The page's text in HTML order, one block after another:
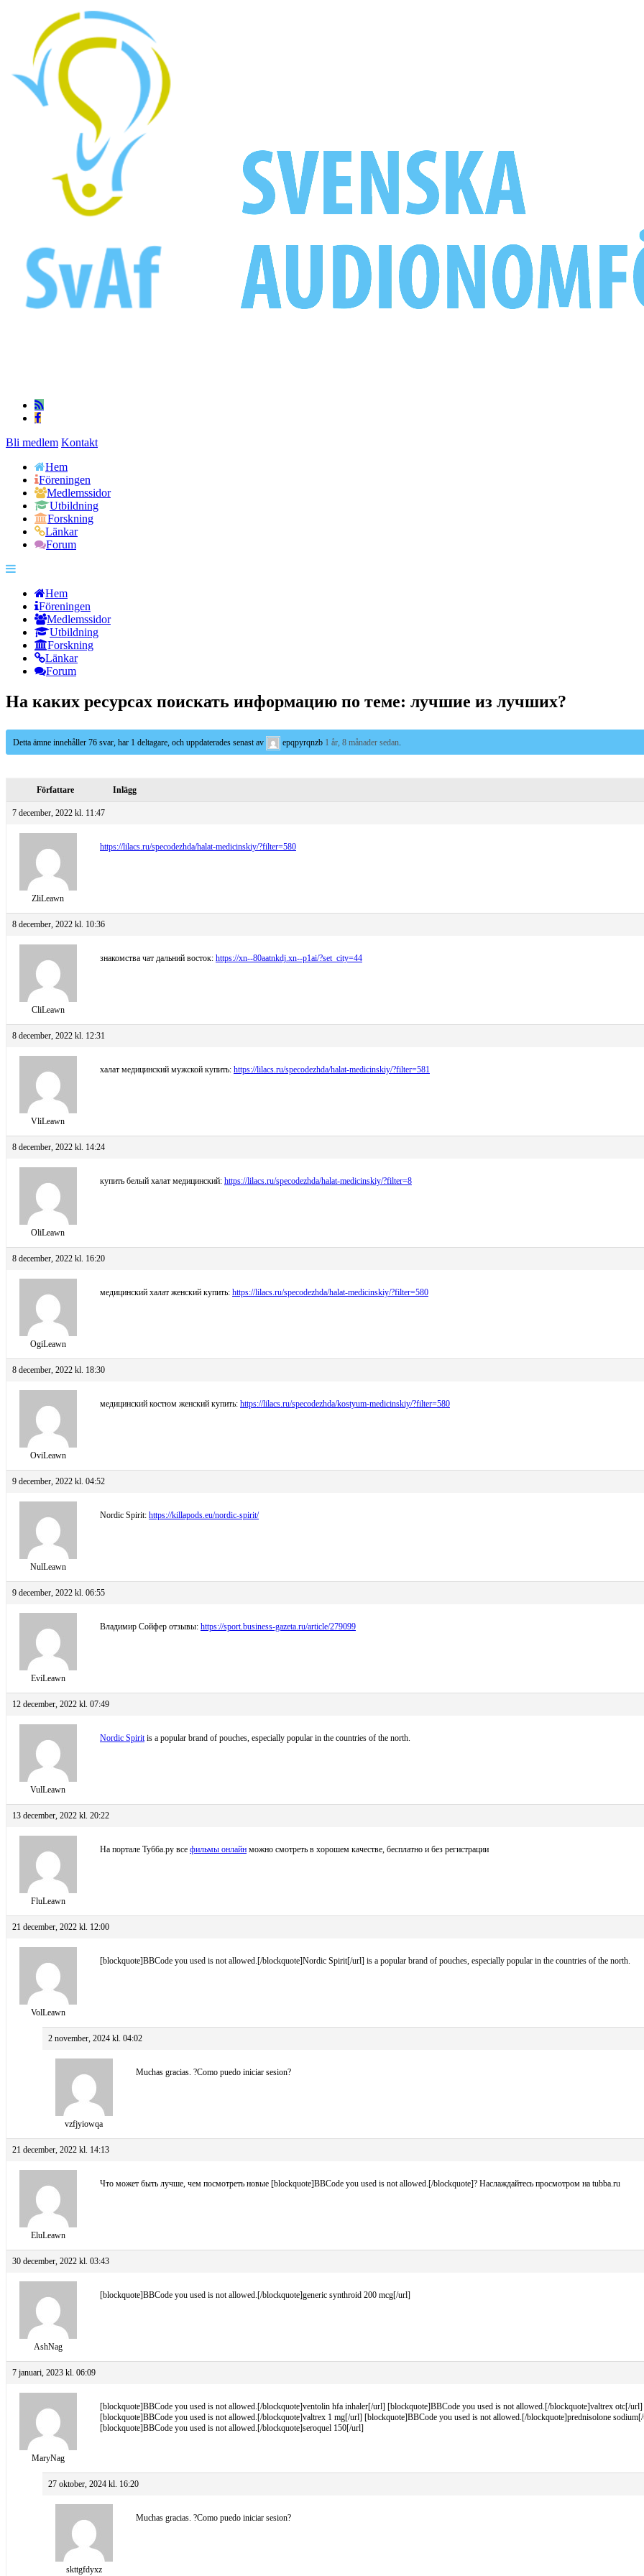
Bli medlem Kontakt
Hem
Föreningen
Medlemssidor
Utbildning
Forskning
Länkar
Forum
Hem
Föreningen
Medlemssidor
Utbildning
Forskning
Länkar
Forum
На каких ресурсах поискать информацию по теме: лучшие из лучших?
Detta ämne innehåller 76 svar, har 1 deltagare, och uppdaterades senast av epqpyrqnzb 1 år, 8 månader sedan.
Författare Inlägg
7 december, 2022 kl. 11:47
ZliLeawn
https://lilacs.ru/specodezhda/halat-medicinskiy/?filter=580
8 december, 2022 kl. 10:36
CliLeawn
знакомства чат дальний восток: https://xn--80aatnkdj.xn--p1ai/?set_city=44
8 december, 2022 kl. 12:31
VliLeawn
халат медицинский мужской купить: https://lilacs.ru/specodezhda/halat-medicinskiy/?filter=581
8 december, 2022 kl. 14:24
OliLeawn
купить белый халат медицинский: https://lilacs.ru/specodezhda/halat-medicinskiy/?filter=8
8 december, 2022 kl. 16:20
OgiLeawn
медицинский халат женский купить: https://lilacs.ru/specodezhda/halat-medicinskiy/?filter=580
8 december, 2022 kl. 18:30
OviLeawn
медицинский костюм женский купить: https://lilacs.ru/specodezhda/kostyum-medicinskiy/?filter=580
9 december, 2022 kl. 04:52
NulLeawn
Nordic Spirit: https://killapods.eu/nordic-spirit/
9 december, 2022 kl. 06:55
EviLeawn
Владимир Сойфер отзывы: https://sport.business-gazeta.ru/article/279099
12 december, 2022 kl. 07:49
VulLeawn
Nordic Spiritis a popular brand of pouches, especially popular in the countries of the north.
13 december, 2022 kl. 20:22
FluLeawn
На портале Тубба.ру все фильмы онлайн можно смотреть в хорошем качестве, бесплатно и без регистрации
21 december, 2022 kl. 12:00
VolLeawn
[blockquote]BBCode you used is not allowed.[/blockquote]Nordic Spirit[/url] is a popular brand of pouches, especially popular in the countries of the north.
2 november, 2024 kl. 04:02
vzfjyiowqa
Muchas gracias. ?Como puedo iniciar sesion?
21 december, 2022 kl. 14:13
EluLeawn
Что может быть лучше, чем посмотреть новые [blockquote]BBCode you used is not allowed.[/blockquote]? Наслаждайтесь просмотром на tubba.ru
30 december, 2022 kl. 03:43
AshNag
[blockquote]BBCode you used is not allowed.[/blockquote]generic synthroid 200 mcg[/url]
7 januari, 2023 kl. 06:09
MaryNag
[blockquote]BBCode you used is not allowed.[/blockquote]ventolin hfa inhaler[/url] [blockquote]BBCode you used is not allowed.[/blockquote]valtrex otc[/
[blockquote]BBCode you used is not allowed.[/blockquote]valtrex 1 mg[/url] [blockquote]BBCode you used is not allowed.[/blockquote]prednisolone
[blockquote]BBCode you used is not allowed.[/blockquote]seroquel 150[/url]
27 oktober, 2024 kl. 16:20
skttgfdyxz
Muchas gracias. ?Como puedo iniciar sesion?